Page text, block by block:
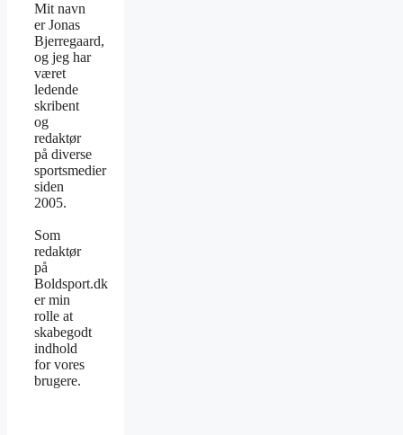
Mit navn
er Jonas
Bjerregaard,
og jeg har
været
ledende
skribent
og
redaktør
på diverse
sportsmedier
siden
2005.
Som
redaktør
på
Boldsport.dk
er min
rolle at
skabegodt
indhold
for vores
brugere.